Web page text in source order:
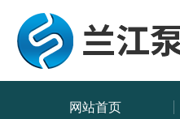
网站首页